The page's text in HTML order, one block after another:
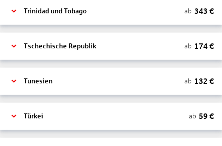
Trinidad und Tobago ab 343 €
Tschechische Republik ab 174€
Tunesien ab 132 €
Türkei ab 59€